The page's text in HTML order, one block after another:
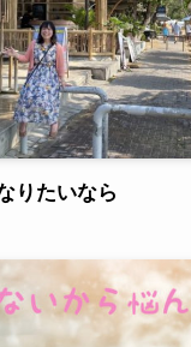
りたいなら